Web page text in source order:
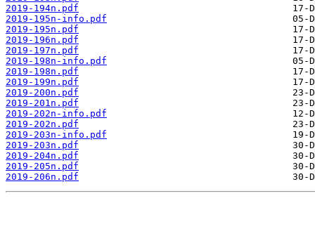
2019-194n.pdf
2019-195n-info.pdf
2019-195n.pdf
2019-196n.pdf
2019-197n.pdf
2019-198n-info.pdf
2019-198n.pdf
2019-199n.pdf
2019-200n.pdf
2019-201n.pdf
2019-202n-info.pdf
2019-202n.pdf
2019-203n-info.pdf
2019-203n.pdf
2019-204n.pdf
2019-205n.pdf
2019-206n.pdf